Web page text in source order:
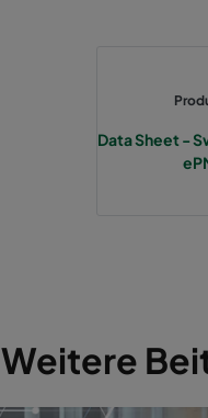
Data Sheet -
Weitere